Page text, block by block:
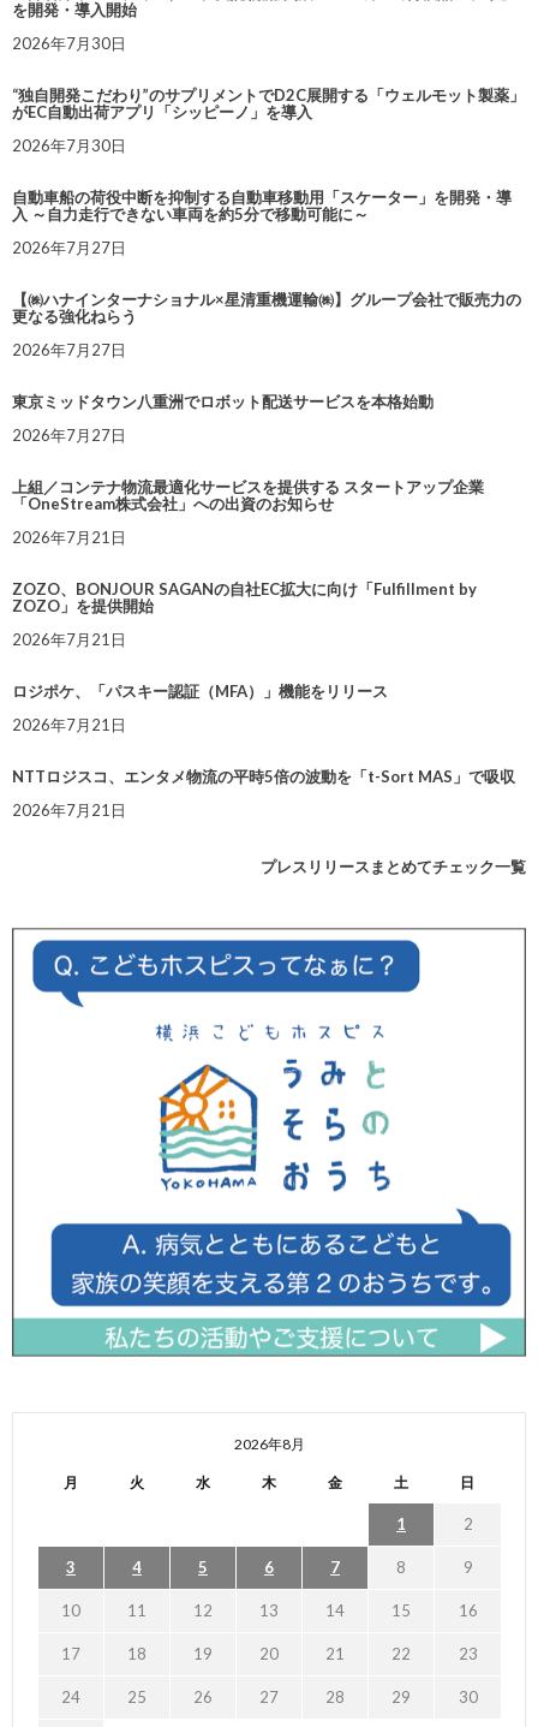
を開発・導入開始
2026年7月30日
“独自開発こだわり”のサプリメントでD2C展開する「ウェルモット製薬」
がEC自動出荷アプリ「シッピーノ」を導入
2026年7月30日
自動車船の荷役中断を抑制する自動車移動用「スケーター」を開発・導
入 ～自力走行できない車両を約5分で移動可能に～
2026年7月27日
【㈱ハナインターナショナル×星清重機運輸㈱】グループ会社で販売力の
更なる強化ねらう
2026年7月27日
東京ミッドタウン八重洲でロボット配送サービスを本格始動
2026年7月27日
上組／コンテナ物流最適化サービスを提供する スタートアップ企業
「OneStream株式会社」への出資のお知らせ
2026年7月21日
ZOZO、BONJOUR SAGANの自社EC拡大に向け「Fulfillment by
ZOZO」を提供開始
2026年7月21日
ロジポケ、「パスキー認証（MFA）」機能をリリース
2026年7月21日
NTTロジスコ、エンタメ物流の平時5倍の波動を「t-Sort MAS」で吸収
2026年7月21日
プレスリリースまとめてチェック一覧
2026年8月
月 火 水 木 金 土 日
1 2
3 4 5 6 7 8 9
10 11 12 13 14 15 16
17 18 19 20 21 22 23
24 25 26 27 28 29 30